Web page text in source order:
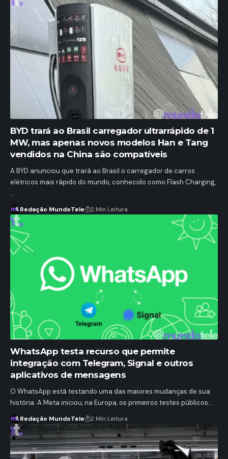
BYD trará ao Brasil carregador ultrarrápido de 1
MW, mas apenas novos modelos Han e Tang
vendidos na China são compatíveis
A BYD anunciou que trará ao Brasil o carregador de carros
elétricos mais rápido do mundo, conhecido como Flash Charging,
…
Redação MundoTele 2 Min Leitura
WhatsApp testa recurso que permite
integração com Telegram, Signal e outros
aplicativos de mensagens
O WhatsApp está testando uma das maiores mudanças de sua
história. A Meta iniciou, na Europa, os primeiros testes públicos…
Redação MundoTele 2 Min Leitura